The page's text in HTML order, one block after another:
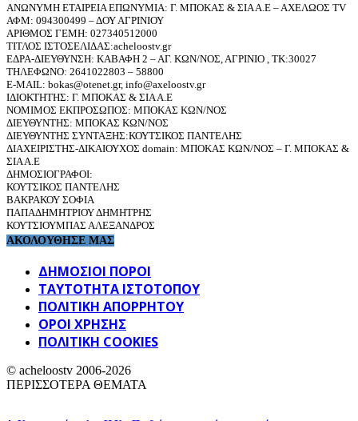
ΑΝΩΝΥΜΗ ΕΤΑΙΡΕΙΑ ΕΠΩΝΥΜΙΑ: Γ. ΜΠΟΚΑΣ & ΣΙΑ Α.Ε – ΑΧΕΛΩΟΣ TV
ΑΦΜ: 094300499 – ΔΟΥ ΑΓΡΙΝΙΟΥ
ΑΡΙΘΜΟΣ ΓΕΜΗ: 027340512000
ΤΙΤΛΟΣ ΙΣΤΟΣΕΛΙΔΑΣ:acheloostv.gr
ΕΔΡΑ-ΔΙΕΥΘΥΝΣΗ: ΚΑΒΑΦΗ 2 – ΑΓ. ΚΩΝ/ΝΟΣ, ΑΓΡΙΝΙΟ , ΤΚ:30027
ΤΗΛΕΦΩΝΟ: 2641022803 – 58800
E-MAIL: bokas@otenet.gr, info@axeloostv.gr
ΙΔΙΟΚΤΗΤΗΣ: Γ. ΜΠΟΚΑΣ & ΣΙΑ Α.Ε
ΝΟΜΙΜΟΣ ΕΚΠΡΟΣΩΠΟΣ: ΜΠΟΚΑΣ ΚΩΝ/ΝΟΣ
ΔΙΕΥΘΥΝΤΗΣ: ΜΠΟΚΑΣ ΚΩΝ/ΝΟΣ
ΔΙΕΥΘΥΝΤΗΣ ΣΥΝΤΑΞΗΣ:ΚΟΥΤΣΙΚΟΣ ΠΑΝΤΕΛΗΣ
ΔΙΑΧΕΙΡΙΣΤΗΣ-ΔΙΚΑΙΟΥΧΟΣ domain: ΜΠΟΚΑΣ ΚΩΝ/ΝΟΣ – Γ. ΜΠΟΚΑΣ &
ΣΙΑ Α.Ε
ΔΗΜΟΣΙΟΓΡΑΦΟΙ:
ΚΟΥΤΣΙΚΟΣ ΠΑΝΤΕΛΗΣ
ΒΑΚΡΑΚΟΥ ΣΟΦΙΑ
ΠΑΠΑΔΗΜΗΤΡΙΟΥ ΔΗΜΗΤΡΗΣ
ΚΟΥΤΣΙΟΥΜΠΑΣ ΑΛΕΞΑΝΔΡΟΣ
ΑΚΟΛΟΥΘΗΣΕ ΜΑΣ
ΔΗΜΟΣΙΟΙ ΠΟΡΟΙ
ΤΑΥΤΌΤΗΤΑ ΙΣΤΌΤΟΠΟΥ
ΠΟΛΙΤΙΚΉ ΑΠΟΡΡΉΤΟΥ
ΌΡΟΙ ΧΡΉΣΗΣ
ΠΟΛΙΤΙΚΗ COOKIES
© acheloostv 2006-2026
ΠΕΡΙΣΣΟΤΕΡΑ ΘΕΜΑΤΑ